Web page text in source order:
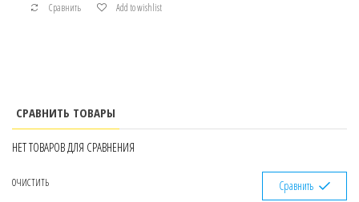
Сравнить Add to wishlist
СРАВНИТЬ ТОВАРЫ
НЕТ ТОВАРОВ ДЛЯ СРАВНЕНИЯ
ОЧИСТИТЬ Сравнить